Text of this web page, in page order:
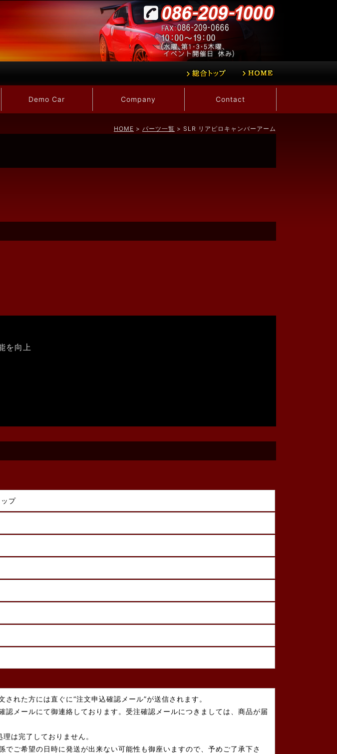
Demo Car Company Contact
HOME > パーツ一覧 > SLR リアピロキャンバーアーム
を向上
プ
れた方には直ぐに“注文申込確認メール”が送信されます。
認メールにて御連絡しております。受注確認メールにつきましては、商品が届
は完了しておりません。
でご希望の日時に発送が出来ない可能性も御座いますので、予めご了承下さ